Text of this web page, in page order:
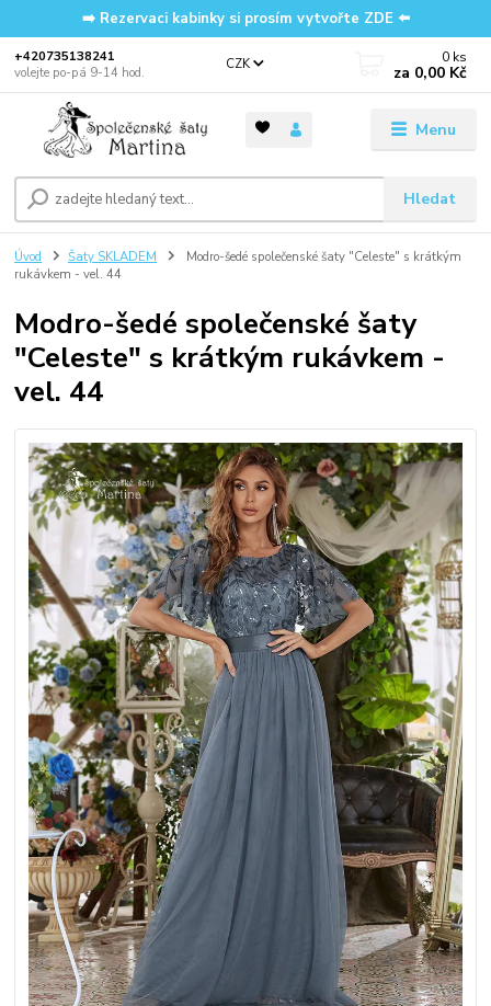
➡️ Rezervaci kabinky si prosím vytvořte ZDE ⬅️
Menu
CZK
Hledat
‭+420735138241
volejte po-pá 9-14 hod.
0 ks
za 0,00 Kč
Úvod Šaty SKLADEM
Modro-šedé společenské šaty "Celeste" s krátkým
rukávkem - vel. 44
Modro-šedé společenské šaty
"Celeste" s krátkým rukávkem -
vel. 44